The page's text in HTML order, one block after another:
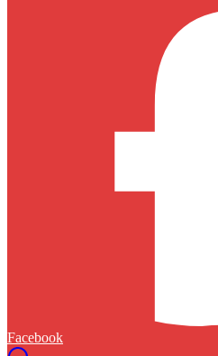
Facebook